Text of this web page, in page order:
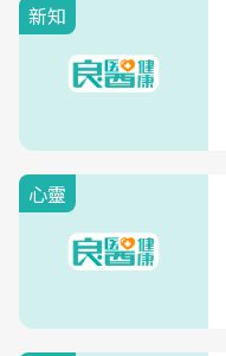
新知
心靈